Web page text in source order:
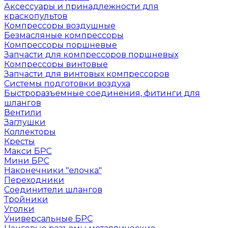
Аксессуары и принадлежности для
краскопультов
Компрессоры воздушные
Безмасляные компрессоры
Компрессоры поршневые
Запчасти для компрессоров поршневых
Компрессоры винтовые
Запчасти для винтовых компрессоров
Системы подготовки воздуха
Быстроразъемные соединения, фитинги для
шлангов
Вентили
Заглушки
Коллекторы
Кресты
Макси БРС
Мини БРС
Наконечники "елочка"
Переходники
Соединители шлангов
Тройники
Уголки
Универсальные БРС